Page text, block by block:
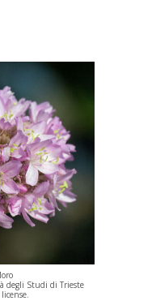
degli Studi di Trieste